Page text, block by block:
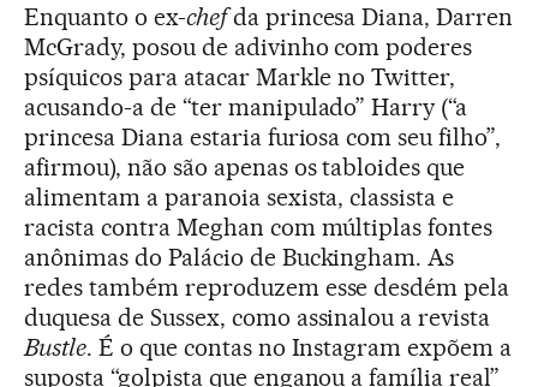
Enquanto o ex-chefda princesa Diana, Darren
McGrady, posou de adivinho com poderes
psíquicos para atacar Markle no Twitter,
acusando-a de “ter manipulado” Harry (“a
princesa Diana estaria furiosa com seu filho”,
afirmou), não são apenas os tabloides que
alimentam a paranoia sexista, classista e
racista contra Meghan com múltiplas fontes
anônimas do Palácio de Buckingham. As
redes também reproduzem esse desdém pela
duquesa de Sussex, como assinalou a revista
Bustle. É o que contas no Instagram expõem a
suposta “golpista que enganou a família real”